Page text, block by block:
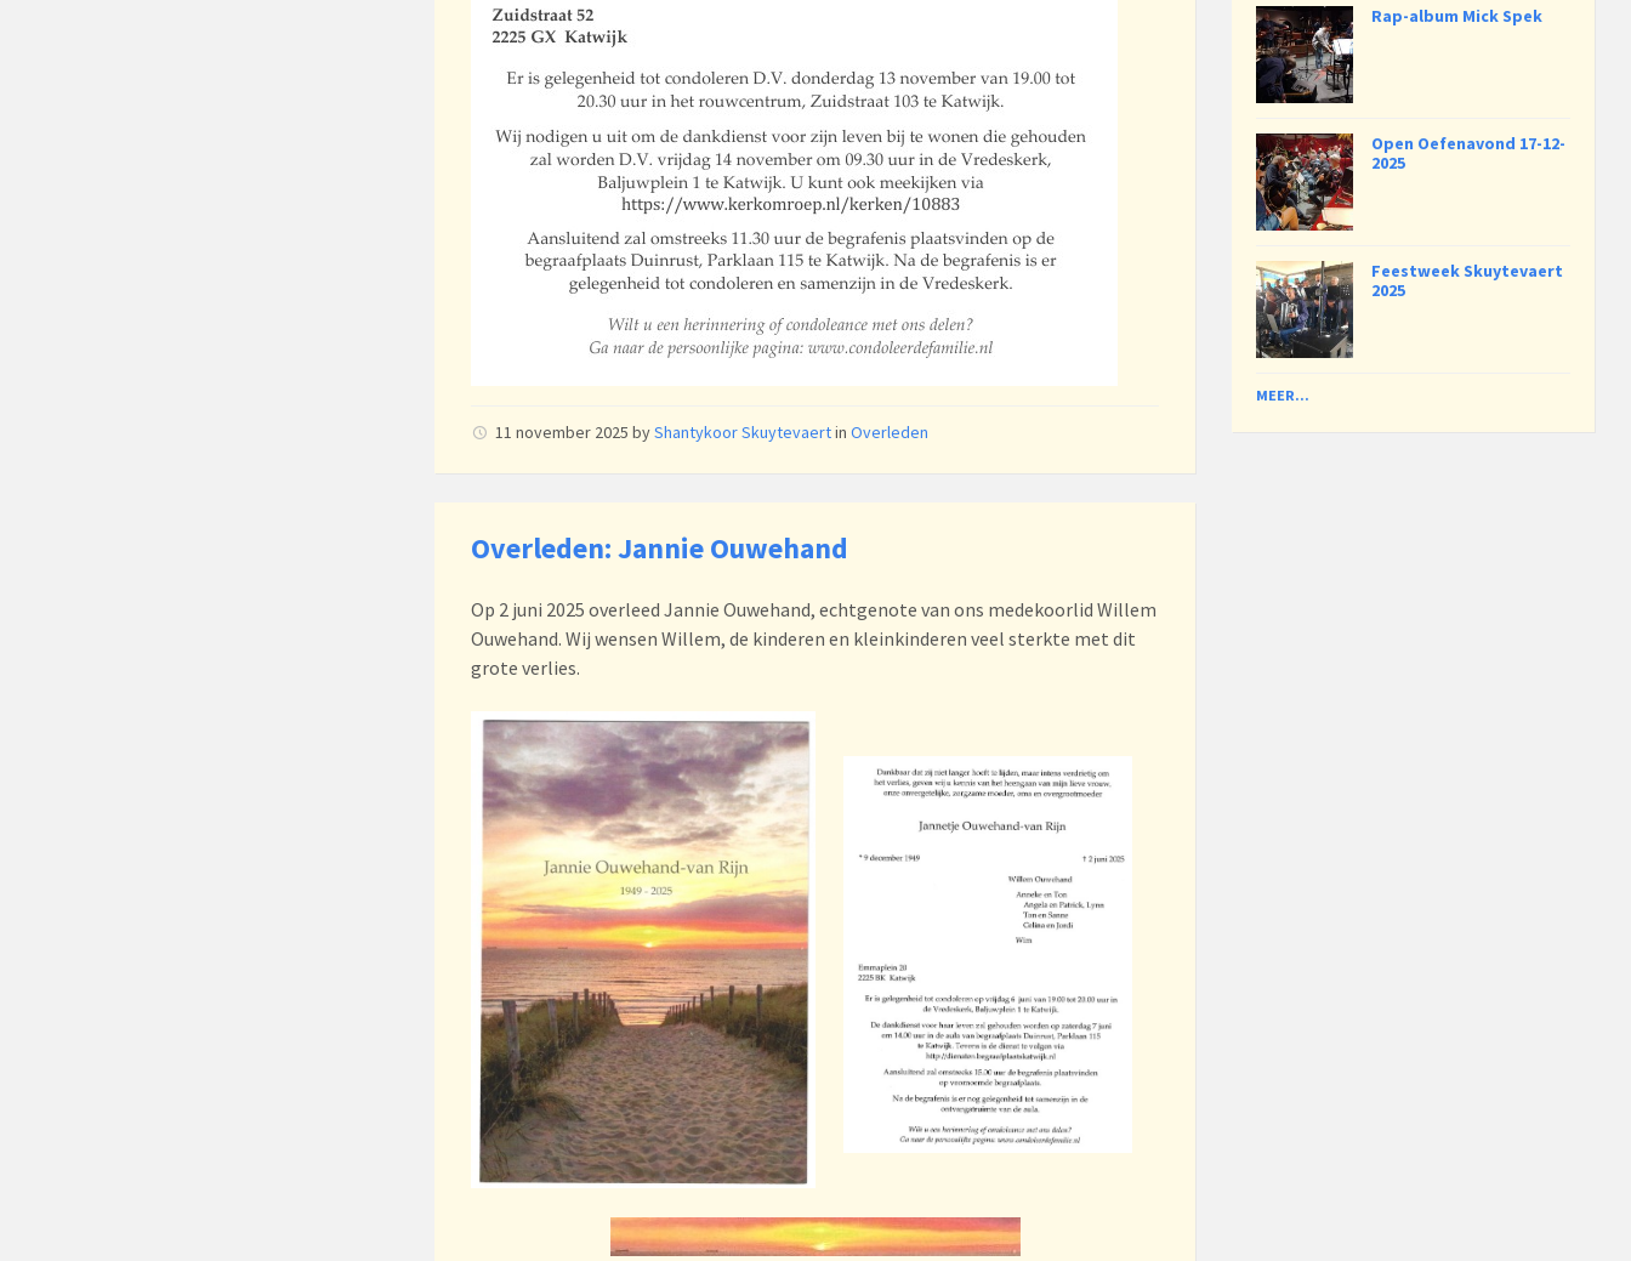
11 november 2025byShantykoor SkuytevaertinOverleden
Overleden: Jannie Ouwehand
Op 2 juni 2025 overleed Jannie Ouwehand, echtgenote van ons medekoorlid Willem
Ouwehand. Wij wensen Willem, de kinderen en kleinkinderen veel sterkte met dit
grote verlies.
Rap-album Mick Spek
Open Oefenavond 17-12-
2025
Feestweek Skuytevaert
2025
MEER...